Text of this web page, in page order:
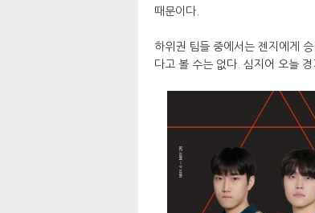
때문이다.
하위권 팀들 중에서는 젠지에게
다고 볼 수는 없다. 심지어 오늘